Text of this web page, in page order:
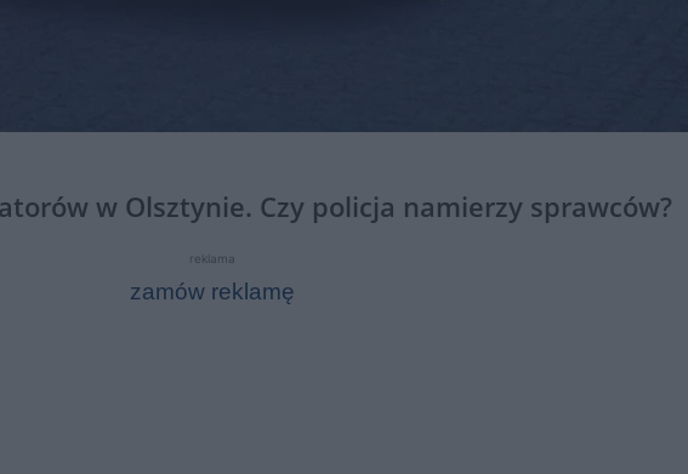
w Olsztynie. Czy policja namierzy sprawców?
reklama
zamów reklamę